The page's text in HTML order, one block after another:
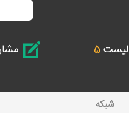
لیست5
شبکه